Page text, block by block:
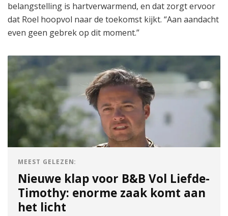
belangstelling is hartverwarmend, en dat zorgt ervoor
dat Roel hoopvol naar de toekomst kijkt. “Aan aandacht
even geen gebrek op dit moment.”
MEEST GELEZEN:
Nieuwe klap voor B&B Vol Liefde-
Timothy: enorme zaak komt aan
het licht